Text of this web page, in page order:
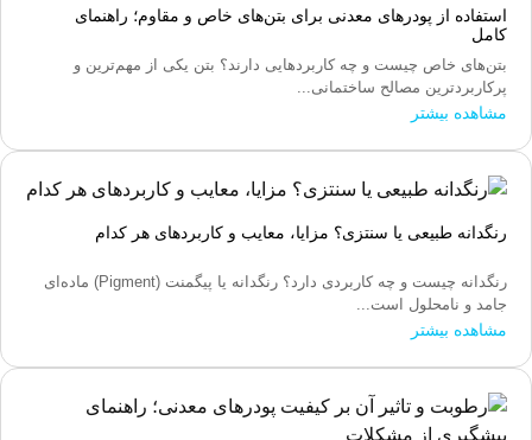
استفاده از پودرهای معدنی برای بتن‌های خاص و مقاوم؛ راهنمای
کامل
بتن‌های خاص چیست و چه کاربردهایی دارند؟ بتن یکی از مهم‌ترین و
پرکاربردترین مصالح ساختمانی...
مشاهده بیشتر
رنگدانه طبیعی یا سنتزی؟ مزایا، معایب و کاربردهای هر کدام
رنگدانه چیست و چه کاربردی دارد؟ رنگدانه یا پیگمنت (Pigment) ماده‌ای
جامد و نامحلول است...
مشاهده بیشتر